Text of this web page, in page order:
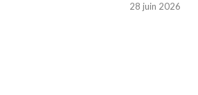
28 juin 2026